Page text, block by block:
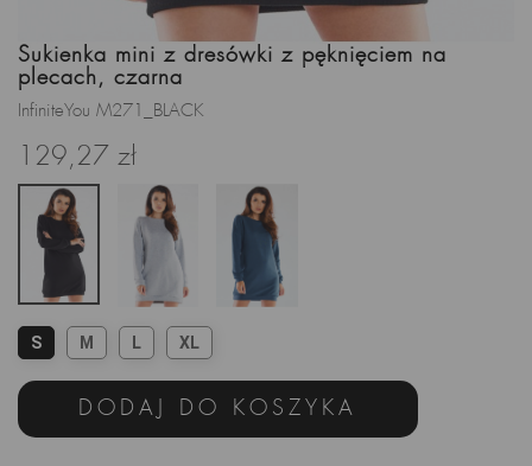
Sukienka mini z dresówki z pęknięciem na
plecach, czarna
InfiniteYou M271_BLACK
129,27 zł
S M L XL
DODAJ DO KOSZYKA